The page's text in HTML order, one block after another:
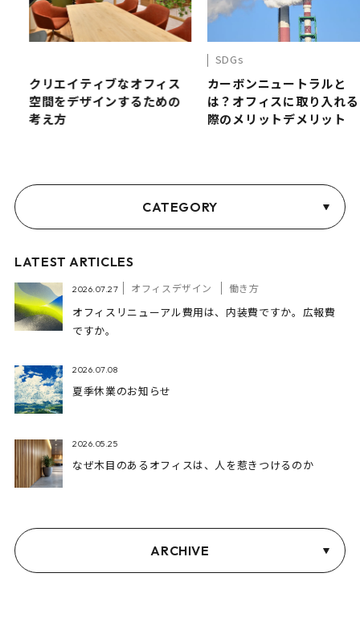
クリエイティブなオフィス
空間をデザインするための
考え方
SDGs
カーボンニュートラルと
は？オフィスに取り入れる
際のメリットデメリット
CATEGORY
LATEST ARTICLES
2026.07.27 オフィスデザイン 働き方
オフィスリニューアル費用は、内装費ですか。広報費
ですか。
2026.07.08
夏季休業のお知らせ
2026.05.25
なぜ木目のあるオフィスは、人を惹きつけるのか
ARCHIVE